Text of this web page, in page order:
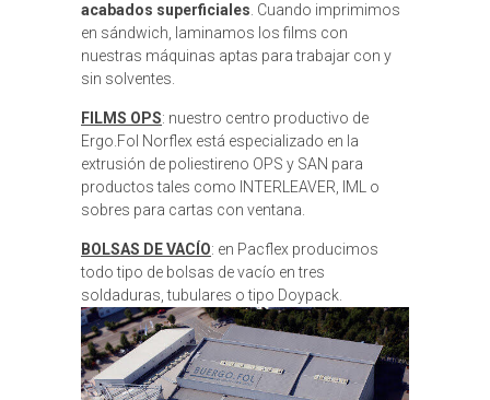
acabados superficiales . Cuando imprimimos
en sándwich, laminamos los films con
nuestras máquinas aptas para trabajar con y
sin solventes.
FILMS OPS: nuestro centro productivo de
Ergo.Fol Norflex está especializado en la
extrusión de poliestireno OPS y SAN para
productos tales como INTERLEAVER, IML o
sobres para cartas con ventana.
BOLSAS DE VACÍO: en Pacflex producimos
todo tipo de bolsas de vacío en tres
soldaduras, tubulares o tipo Doypack.